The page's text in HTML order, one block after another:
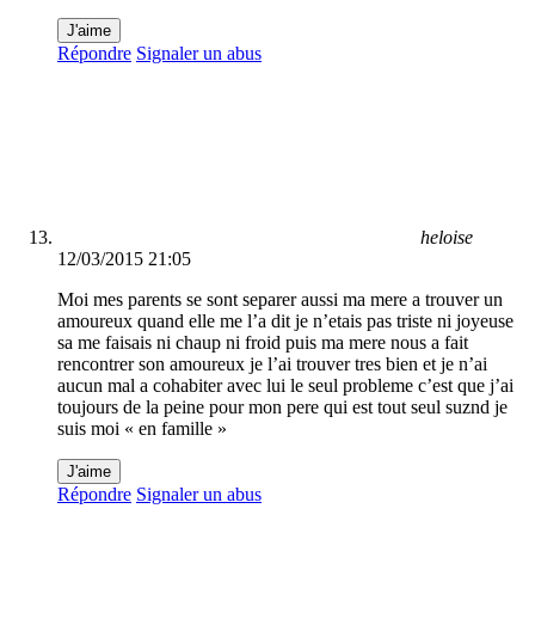
J'aime
Répondre Signaler un abus
heloise
12/03/2015 21:05
Moi mes parents se sont separer aussi ma mere a trouver un
amoureux quand elle me l’a dit je n’etais pas triste ni joyeuse
sa me faisais ni chaup ni froid puis ma mere nous a fait
rencontrer son amoureux je l’ai trouver tres bien et je n’ai
aucun mal a cohabiter avec lui le seul probleme c’est que j’ai
toujours de la peine pour mon pere qui est tout seul suznd je
suis moi « en famille »
J'aime
Répondre Signaler un abus